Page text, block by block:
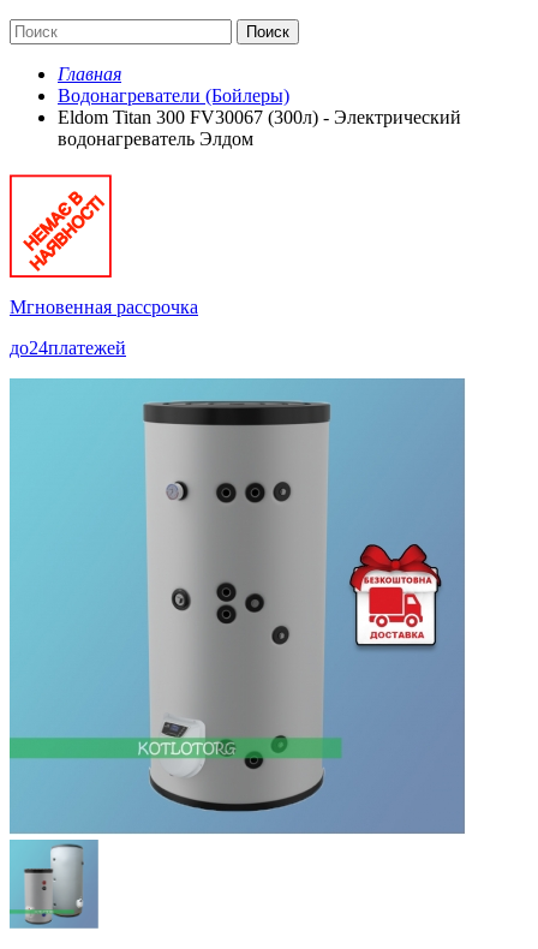
Поиск
Главная
Водонагреватели (Бойлеры)
Eldom Titan 300 FV30067 (300л) - Электрический
водонагреватель Элдом
Мгновенная рассрочка
до24платежей